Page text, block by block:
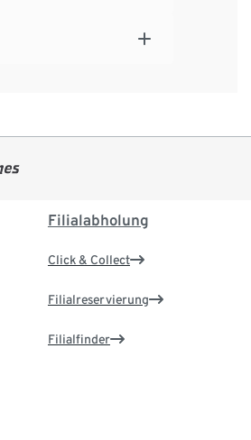
Filialabholung
Click & Collect
Filialreservierung
Filialfinder